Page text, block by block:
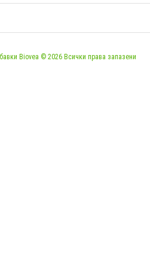
Biovea © 2026 Всички права запазени